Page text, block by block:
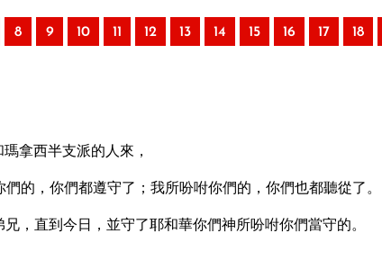
8 9 10 11 12 13 14 15 16 17 18
拿西半支派的人來，
的，你們都遵守了；我所吩咐你們的，你們也都聽從了。
，直到今日，並守了耶和華你們神所吩咐你們當守的。